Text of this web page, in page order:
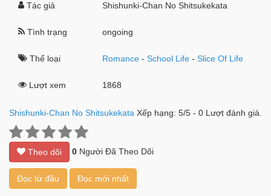
Tác giả Shishunki-Chan No Shitsukekata
Tình trạng ongoing
Thể loại Romance -School Life -Slice Of Life
Lượt xem 1868
Shishunki-Chan No Shitsukekata Xếp hạng: 5/5 - 0 Lượt đánh giá.
Theo dõi 0 Người Đã Theo Dõi
Đọc từ đầu Đọc mới nhất